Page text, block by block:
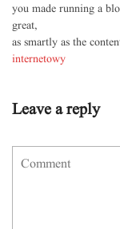
you made running a
great,
as smartly as the
internetowy
Leave a reply